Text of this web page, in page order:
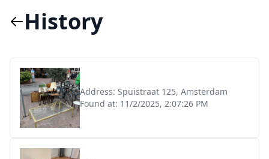
History
Address: Spuistraat 125, Amsterdam
Found at: 11/2/2025, 2:07:26 PM